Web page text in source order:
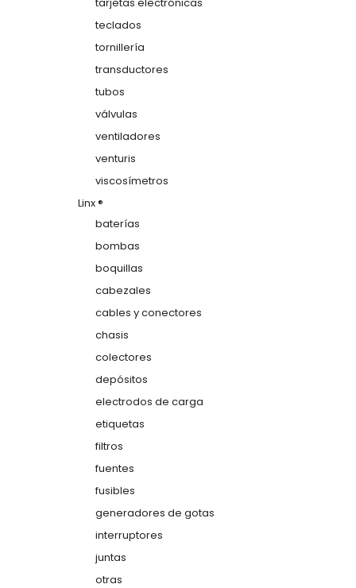
teclados
tornillería
transductores
tubos
válvulas
ventiladores
venturis
viscosímetros
Linx ®
baterías
bombas
boquillas
cabezales
cables y conectores
chasis
colectores
depósitos
electrodos de carga
etiquetas
filtros
fuentes
fusibles
generadores de gotas
interruptores
juntas
otras